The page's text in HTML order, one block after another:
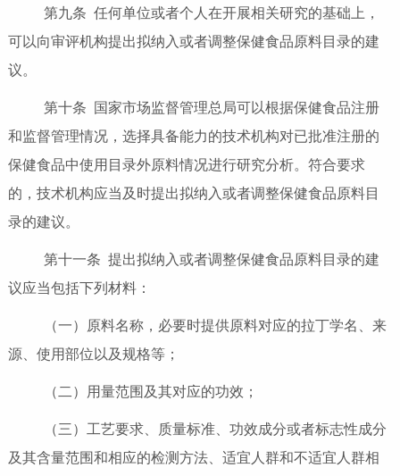
第九条 任何单位或者个人在开展相关研究的基础上，
可以向审评机构提出拟纳入或者调整保健食品原料目录的建
议。
第十条 国家市场监督管理总局可以根据保健食品注册
和监督管理情况，选择具备能力的技术机构对已批准注册的
保健食品中使用目录外原料情况进行研究分析。符合要求
的，技术机构应当及时提出拟纳入或者调整保健食品原料目
录的建议。
第十一条 提出拟纳入或者调整保健食品原料目录的建
议应当包括下列材料：
（一）原料名称，必要时提供原料对应的拉丁学名、来
源、使用部位以及规格等；
（二）用量范围及其对应的功效；
（三）工艺要求、质量标准、功效成分或者标志性成分
及其含量范围和相应的检测方法、适宜人群和不适宜人群相